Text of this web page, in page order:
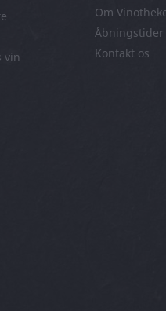
vin
Om
Åbningstider
Kontakt os